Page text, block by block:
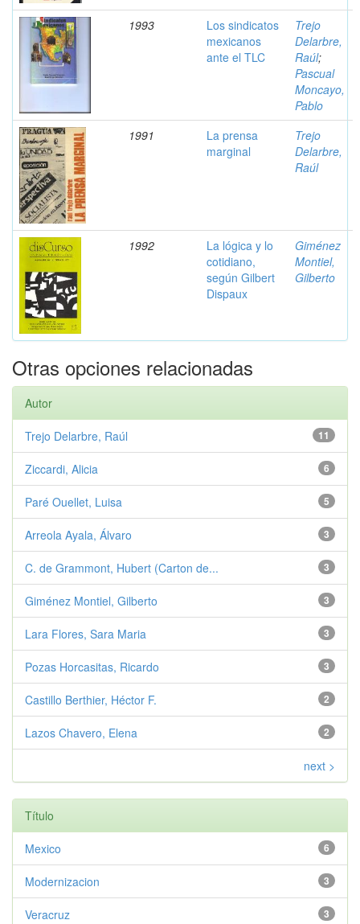
1993
Los sindicatos
mexicanos
ante el TLC
Trejo
Delarbre,
Raúl;
Pascual
Moncayo,
Pablo
1991
La prensa
marginal
Trejo
Delarbre,
Raúl
1992
La lógica y lo
cotidiano,
según Gilbert
Dispaux
Giménez
Montiel,
Gilberto
Otras opciones relacionadas
Autor
11
Trejo Delarbre, Raúl
6
Ziccardi, Alicia
5
Paré Ouellet, Luisa
3
Arreola Ayala, Álvaro
3
C. de Grammont, Hubert (Carton de...
3
Giménez Montiel, Gilberto
3
Lara Flores, Sara Maria
3
Pozas Horcasitas, Ricardo
2
Castillo Berthier, Héctor F.
2
Lazos Chavero, Elena
next >
Título
6
Mexico
3
Modernizacion
3
Veracruz